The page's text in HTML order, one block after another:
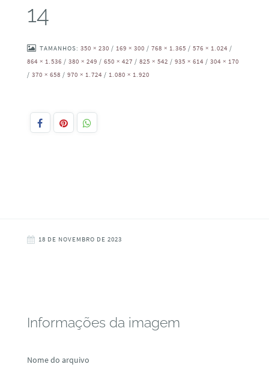
14
TAMANHOS: 350 × 230 / 169 × 300 / 768 × 1.365 / 576 × 1.024 /
864 × 1.536 / 380 × 249 / 650 × 427 / 825 × 542 / 935 × 614 / 304 × 170
/ 370 × 658 / 970 × 1.724 / 1.080 × 1.920
18 DE NOVEMBRO DE 2023
Informações da imagem
Nome do arquivo